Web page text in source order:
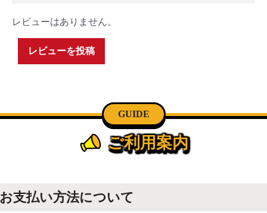
レビューはありません。
レビューを投稿
GUIDE
ご利用案内
お支払い方法について